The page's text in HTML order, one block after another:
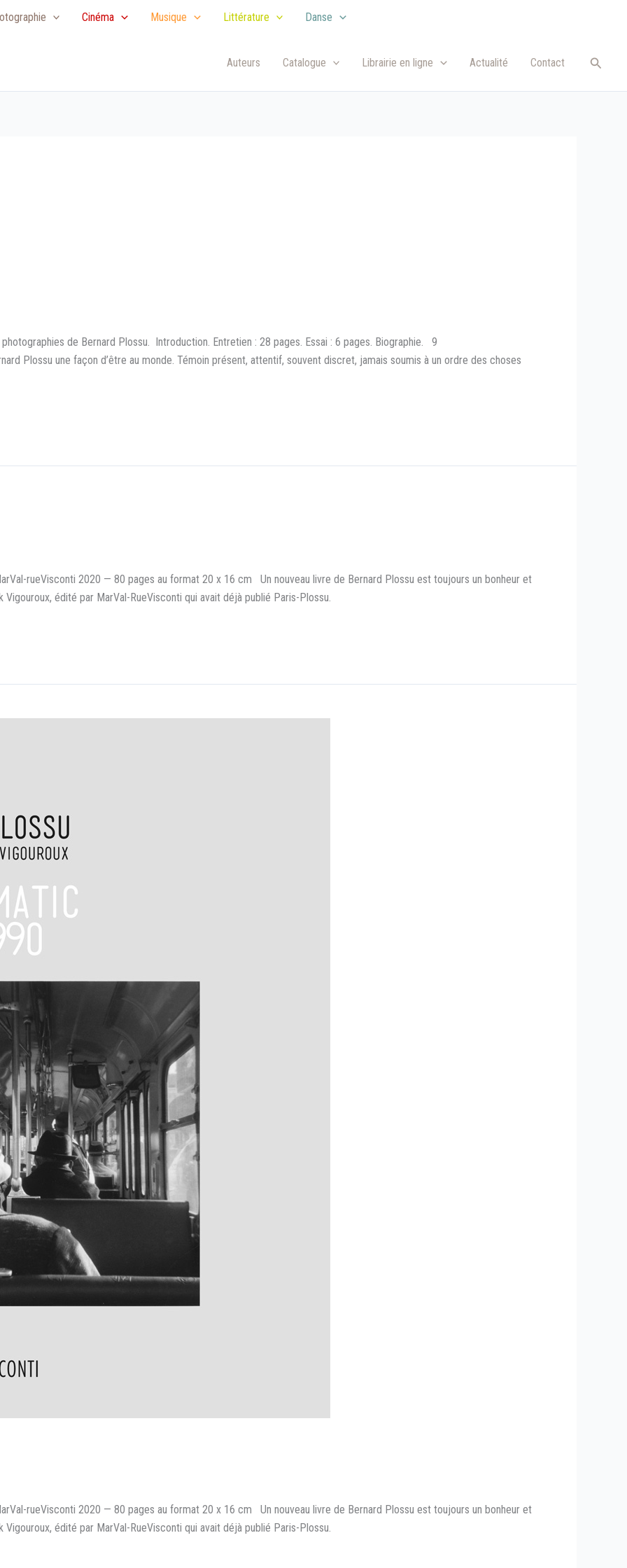
Cinéma Musique Littérature Danse
Auteurs Catalogue Librairie en ligne Actualité Contact
de Bernard Plossu. Introduction. Entretien : 28 pages. Essai : 6 pages. Biographie. 9
Plossu une façon d’être au monde. Témoin présent, attentif, souvent discret, jamais soumis à un ordre des choses
rueVisconti 2020 — 80 pages au format 20 x 16 cm Un nouveau livre de Bernard Plossu est toujours un bonheur et
édité par MarVal-RueVisconti qui avait déjà publié Paris-Plossu.
rueVisconti 2020 — 80 pages au format 20 x 16 cm Un nouveau livre de Bernard Plossu est toujours un bonheur et
édité par MarVal-RueVisconti qui avait déjà publié Paris-Plossu.